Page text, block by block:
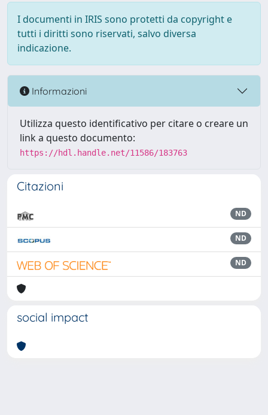
I documenti in IRIS sono protetti da copyright e
tutti i diritti sono riservati, salvo diversa
indicazione.
Informazioni
Utilizza questo identificativo per citare o creare un
link a questo documento:
https://hdl.handle.net/11586/183763
Citazioni
ND
ND
ND
social impact